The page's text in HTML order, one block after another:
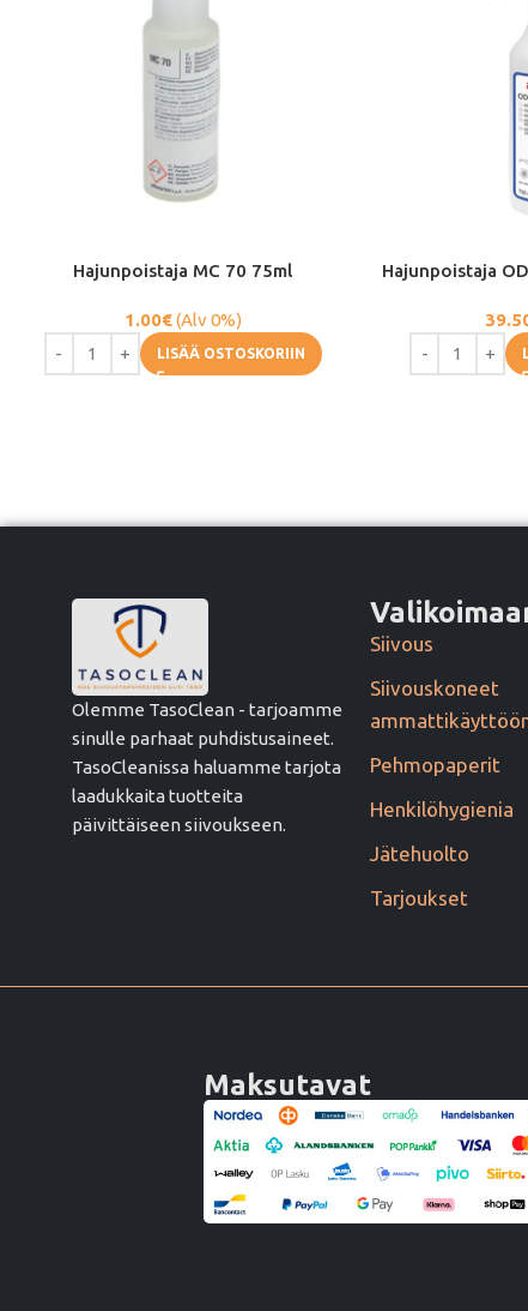
Hajunpoistaja MC 70 75ml
1.00€(Alv 0%)
LISÄÄ OSTOSKORIIN
Hajunpoistaja
Olemme TasoClean - tarjoamme
sinulle parhaat puhdistusaineet.
TasoCleanissa haluamme tarjota
laadukkaita tuotteita
päivittäiseen siivoukseen.
Siivous
Siivouskoneet
Pehmopaperit
Henkilöhygienia
Jätehuolto
Tarjoukset
Maksutavat